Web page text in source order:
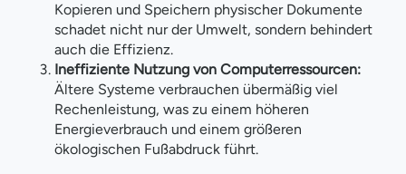
Kopieren und Speichern physischer Dokumente
schadet nicht nur der Umwelt, sondern behindert
auch die Effizienz.
Ineffiziente Nutzung von Computerressourcen:
Ältere Systeme verbrauchen übermäßig viel
Rechenleistung, was zu einem höheren
Energieverbrauch und einem größeren
ökologischen Fußabdruck führt.